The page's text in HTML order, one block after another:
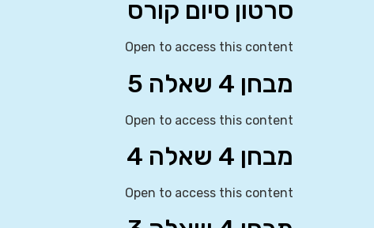
סרטון סיום קורס
Open to access this content
מבחן 4 שאלה 5
Open to access this content
מבחן 4 שאלה 4
Open to access this content